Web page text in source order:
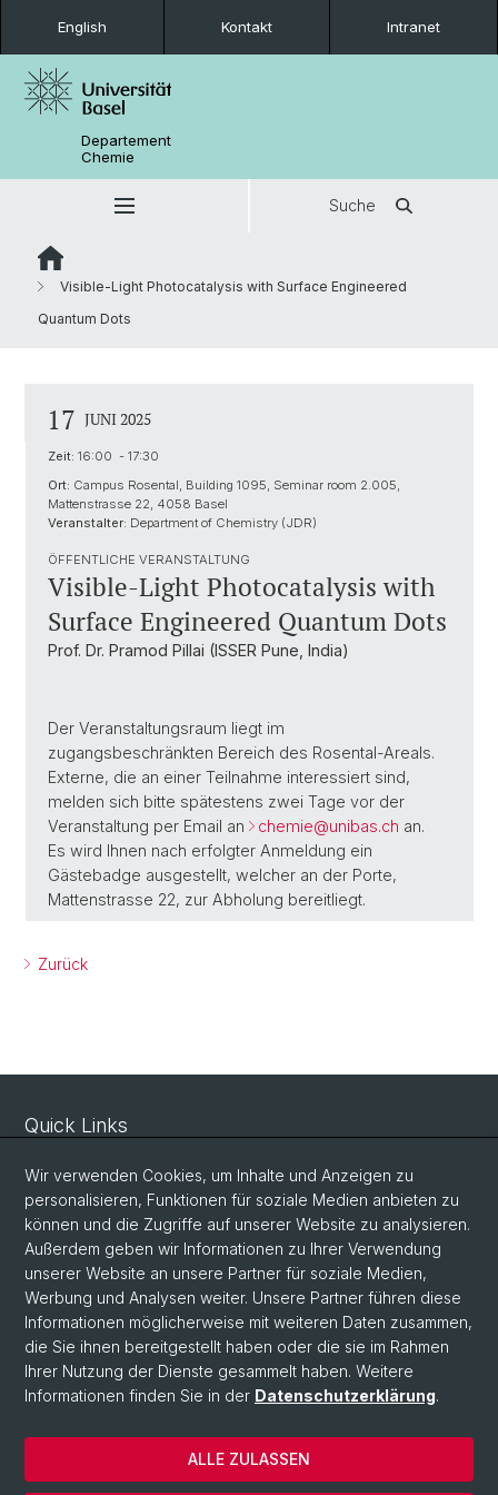
English Kontakt Intranet
Departement
Chemie
Suche
Visible-Light Photocatalysis with Surface Engineered
Quantum Dots
17 JUNI 2025
Zeit: 16:00 - 17:30
Ort: Campus Rosental, Building 1095, Seminar room 2.005,
Mattenstrasse 22, 4058 Basel
Veranstalter: Department of Chemistry (JDR)
ÖFFENTLICHE VERANSTALTUNG
Visible-Light Photocatalysis with
Surface Engineered Quantum Dots
Prof. Dr. Pramod Pillai (ISSER Pune, India)
Der Veranstaltungsraum liegt im
zugangsbeschränkten Bereich des Rosental-Areals.
Externe, die an einer Teilnahme interessiert sind,
melden sich bitte spätestens zwei Tage vor der
Veranstaltung per Email an
chemie@unibas.ch an.
Es wird Ihnen nach erfolgter Anmeldung ein
Gästebadge ausgestellt, welcher an der Porte,
Mattenstrasse 22, zur Abholung bereitliegt.
Zurück
Quick Links
Vorlesungsverzeichnis
Raumtool Universität Basel
Social Media
Instagram
Wir verwenden Cookies, um Inhalte und Anzeigen zu
personalisieren, Funktionen für soziale Medien anbieten zu
können und die Zugriffe auf unserer Website zu analysieren.
Außerdem geben wir Informationen zu Ihrer Verwendung
unserer Website an unsere Partner für soziale Medien,
Werbung und Analysen weiter. Unsere Partner führen diese
Informationen möglicherweise mit weiteren Daten zusammen,
die Sie ihnen bereitgestellt haben oder die sie im Rahmen
Ihrer Nutzung der Dienste gesammelt haben. Weitere
Informationen finden Sie in der Datenschutzerklärung.
ALLE ZULASSEN